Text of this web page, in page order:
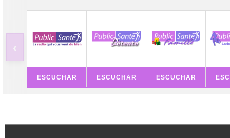
‹
ESCUCHAR ESCUCHAR ESCUCHAR